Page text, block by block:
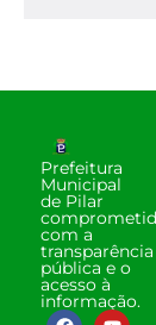
Prefeitura
Municipal
de Pilar
com a
transparência
pública e o
acesso à
informação.